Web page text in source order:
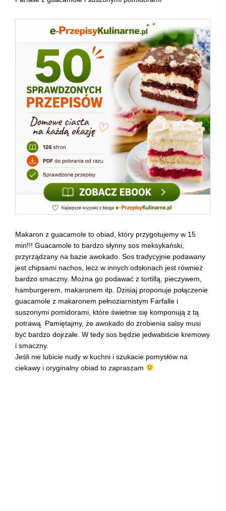
Makaron z guacamole to obiad, który przygotujemy w 15
min!!! Guacamole to bardzo słynny sos meksykański,
przyrządzany na bazie awokado. Sos tradycyjnie podawany
jest chipsami nachos, lecz w innych odsłonach jest również
bardzo smaczny. Można go podawać z tortillą, pieczywem,
hamburgerem, makaronem itp. Dzisiaj proponuje połączenie
guacamole z makaronem pełnoziarnistym Farfalle i
suszonymi pomidorami, które świetnie się komponują z tą
potrawą. Pamiętajmy, że awokado do zrobienia salsy musi
być bardzo dojrzałe. W tedy sos będzie jedwabiście kremowy
i smaczny.
Jeśli nie lubicie nudy w kuchni i szukacie pomysłów na
ciekawy i oryginalny obiad to zapraszam